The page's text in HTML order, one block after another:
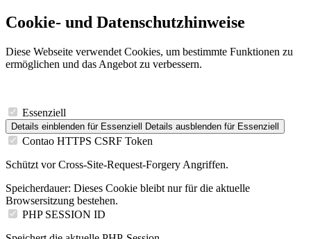
Cookie- und Datenschutzhinweise
Diese Webseite verwendet Cookies, um bestimmte Funktionen zu
ermöglichen und das Angebot zu verbessern.
Essenziell
Details einblenden für Essenziell Details ausblenden für Essenziell
Contao HTTPS CSRF Token
Schützt vor Cross-Site-Request-Forgery Angriffen.
Speicherdauer: Dieses Cookie bleibt nur für die aktuelle
Browsersitzung bestehen.
PHP SESSION ID